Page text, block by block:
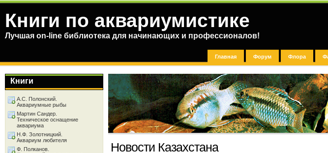
Книги по аквариумистике
Лучшая on-line библиотека для начинающих и профессионалов!
Главная Форум Флора
Новости Казахстана
Книги
А.С. Полонский.
Аквариумные рыбы
Мартин Сандер.
Техническое оснащение
аквариума
Н.Ф. Золотницкий.
Аквариум любителя
Ф. Полканов.